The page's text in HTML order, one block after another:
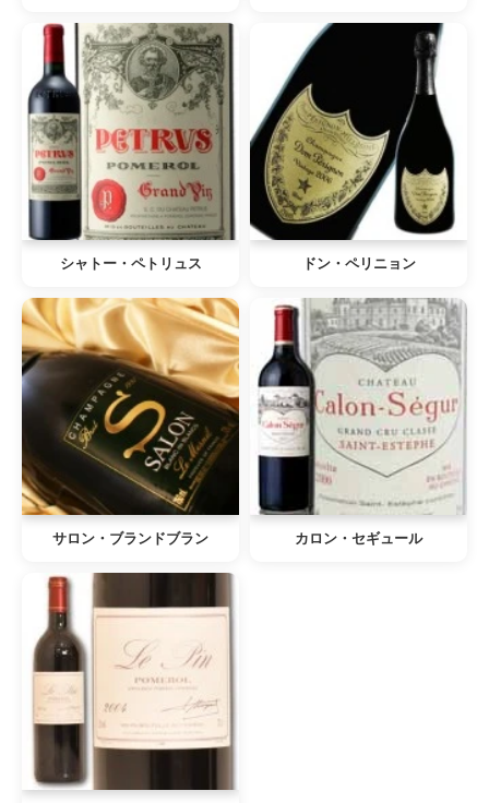
シャトー・ペトリュス ドン・ペリニョン
サロン・ブランドブラン カロン・セギュール